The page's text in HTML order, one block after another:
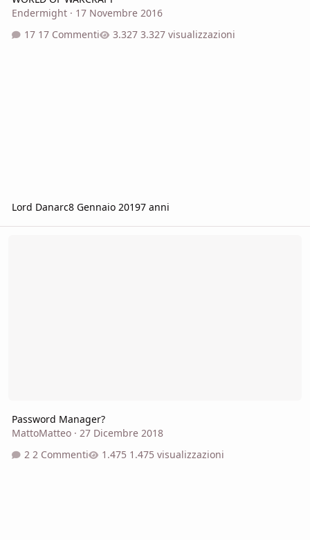
Endermight· 17 Novembre 2016
17 Commenti
3.327 visualizzazioni
Lord Danarc8 Gennaio 20197 anni
Password Manager?
MattoMatteo· 27 Dicembre 2018
2 Commenti
1.475 visualizzazioni